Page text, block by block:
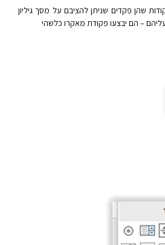
שהן פקדים שניתן להציבם על מסך גיליון
– הם יבצעו פקודת מאקרו כלשהי